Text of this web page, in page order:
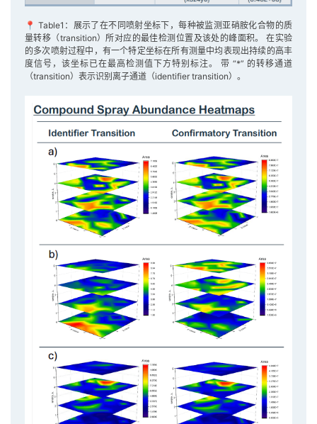
📍 Table1：展示了在不同喷射坐标下，每种被监测亚硝胺化合物的质
量转移（transition）所对应的最佳检测位置及该处的峰面积。 在实验
的多次喷射过程中，有一个特定坐标在所有测量中均表现出持续的高丰
度信号，该坐标已在最高检测值下方特别标注。 带 “*” 的转移通道
（transition）表示识别离子通道（identifier transition）。